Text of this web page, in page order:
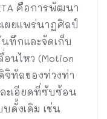
คือการพัฒนา
ผยแพร่นาฏศิลป์
ทึกและจัดเก็บ
นไหว (Motion
จิทัลของท่วงท่า
ะเอียดที่ซับซ้อน
ดั้งเดิม เช่น